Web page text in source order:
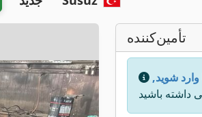
تأمین‌کننده
شوید,